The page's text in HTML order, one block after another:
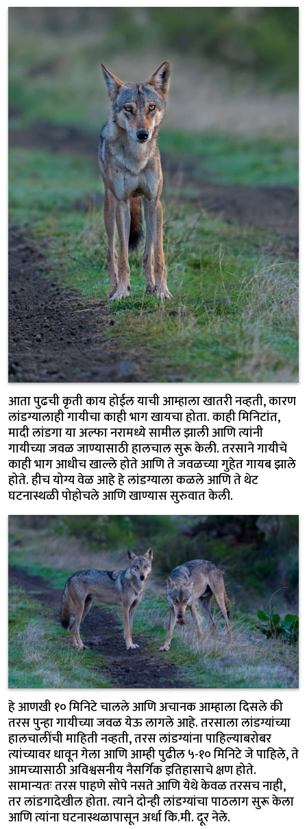
आता पुढची कृती काय होईल याची आम्हाला खातरी नव्हती, कारण
लांडग्यालाही गायीचा काही भाग खायचा होता. काही मिनिटांत,
मादी लांडगा या अल्फा नरामध्ये सामील झाली आणि त्यांनी
गायीच्या जवळ जाण्यासाठी हालचाल सुरू केली. तरसाने गायीचे
काही भाग आधीच खाल्ले होते आणि ते जवळच्या गुहेत गायब झाले
होते. हीच योग्य वेळ आहे हे लांडग्याला कळले आणि ते थेट
घटनास्थळी पोहोचले आणि खाण्यास सुरुवात केली.
हे आणखी १० मिनिटे चालले आणि अचानक आम्हाला दिसले की
तरस पुन्हा गायीच्या जवळ येऊ लागले आहे. तरसाला लांडग्यांच्या
हालचालींची माहिती नव्हती, तरस लांडग्यांना पाहिल्याबरोबर
त्यांच्यावर धावून गेला आणि आम्ही पुढील ५-१० मिनिटे जे पाहिले, ते
आमच्यासाठी अविश्वसनीय नैसर्गिक इतिहासाचे क्षण होते.
सामान्यतः तरस पाहणे सोपे नसते आणि येथे केवळ तरसच नाही,
तर लांडगादेखील होता. त्याने दोन्ही लांडग्यांचा पाठलाग सुरू केला
आणि त्यांना घटनास्थळापासून अर्धा कि.मी. दूर नेले.